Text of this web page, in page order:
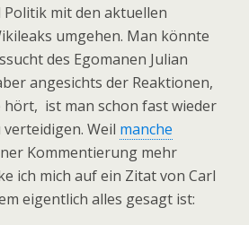
mit den aktuellen
umgehen. Man könnte
des Egomanen Julian
angesichts der Reaktionen,
hört, ist man schon fast wieder
Weil manche
Kommentierung mehr
ich mich auf ein Zitat von Carl
eigentlich alles gesagt ist: